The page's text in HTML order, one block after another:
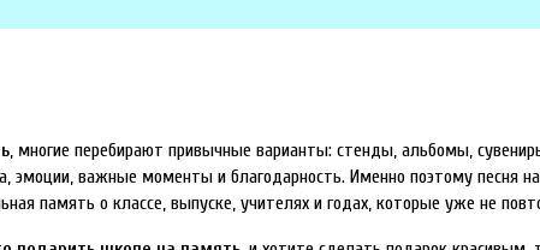
, многие перебирают привычные варианты: стенды, альбомы,
эмоции, важные моменты и благодарность. Именно поэтому песня
память о классе, выпуске, учителях и годах, которые уже не